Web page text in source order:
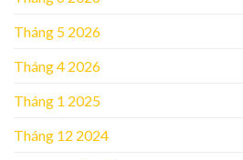
Tháng 5 2026
Tháng 4 2026
Tháng 1 2025
Tháng 12 2024